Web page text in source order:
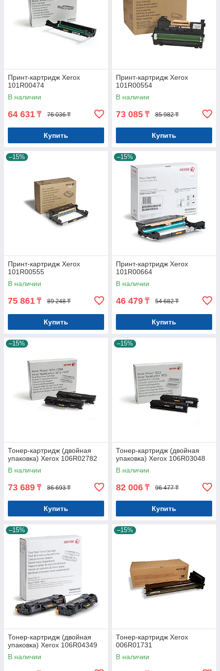
Принт-картридж Xerox
101R00474
В наличии
64 631 ₸ 76 036 ₸
Купить
Принт-картридж Xerox
101R00554
В наличии
73 085 ₸ 85 982 ₸
Купить
–15%
Принт-картридж Xerox
101R00555
В наличии
75 861 ₸ 89 248 ₸
Купить
–15%
Принт-картридж Xerox
101R00664
В наличии
46 479 ₸ 54 682 ₸
Купить
–15%
Тонер-картридж (двойная
упаковка) Xerox 106R02782
В наличии
73 689 ₸ 86 693 ₸
Купить
–15%
Тонер-картридж (двойная
упаковка) Xerox 106R03048
В наличии
82 006 ₸ 96 477 ₸
Купить
–15%
Тонер-картридж (двойная
упаковка) Xerox 106R04349
В наличии
–15%
Тонер-картридж Xerox
006R01731
В наличии